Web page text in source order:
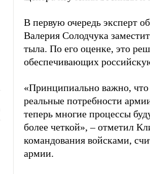
В первую очередь эксперт
Валерия Солодчука
тыла. По его оценке, это
обеспечивающих
«Принципиально важно,
реальные потребности
теперь многие процессы
более четкой», – отметил
командования войсками,
армии.